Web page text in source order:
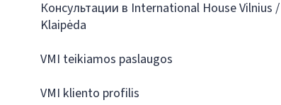
Консультации в International House Vilnius /
Klaipėda
VMI teikiamos paslaugos
VMI kliento profilis